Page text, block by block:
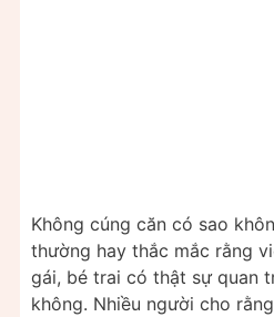
Không cúng căn có sao
thường hay thắc mắc rằng
gái, bé trai có thật sự quan
không. Nhiều người cho